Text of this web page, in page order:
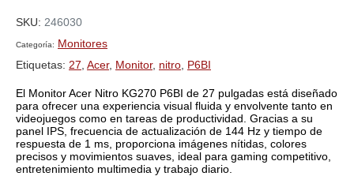
SKU: 246030
Categoría:
Monitores
Etiquetas: 27 Acer, Monitor, nitro P6BI
El Monitor Acer Nitro KG270 P6BI de 27 pulgadas está diseñado
para ofrecer una experiencia visual fluida y envolvente tanto en
videojuegos como en tareas de productividad. Gracias a su
panel IPS, frecuencia de actualización de 144 Hz y tiempo de
respuesta de 1 ms, proporciona imágenes nítidas, colores
precisos y movimientos suaves, ideal para gaming competitivo,
entretenimiento multimedia y trabajo diario.